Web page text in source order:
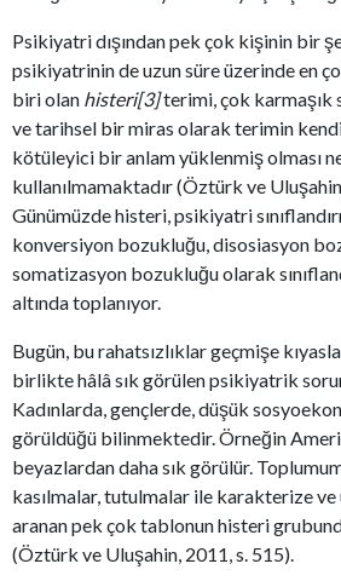
Psikiyatri dışından pek çok kişinin bir
psikiyatrinin de uzun süre üzerinde en
biri olan histeri[3]terimi, çok karmaşık
ve tarihsel bir miras olarak terimin
kötüleyici bir anlam yüklenmiş olması
kullanılmamaktadır (Öztürk ve
Günümüzde histeri, psikiyatri
konversiyon bozukluğu, disosiasyon
somatizasyon bozukluğu olarak
altında toplanıyor.
Bugün, bu rahatsızlıklar geçmişe
birlikte hâlâ sık görülen psikiyatrik
Kadınlarda, gençlerde, düşük
görüldüğü bilinmektedir. Örneğin
beyazlardan daha sık görülür.
kasılmalar, tutulmalar ile karakterize
aranan pek çok tablonun histeri
(Öztürk ve Uluşahin, 2011, s. 515).